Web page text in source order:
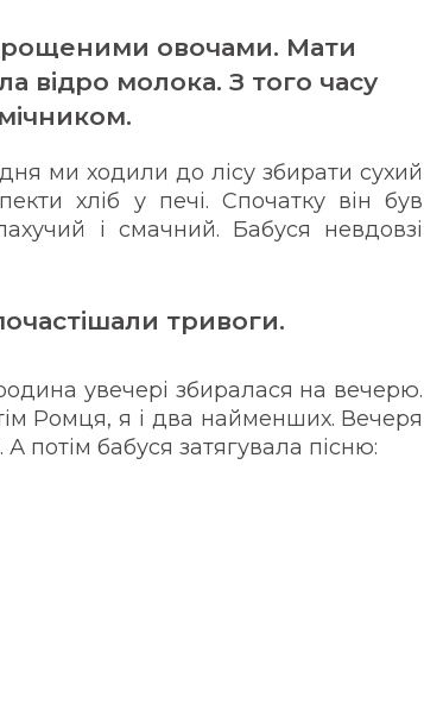
овочами. Мати
відро молока. З того часу
ми ходили до лісу збирати сухий
хліб у печі. Спочатку він був
і смачний. Бабуся невдовзі
тривоги.
увечері збиралася на вечерю.
Ромця, я і два найменших. Вечеря
потім бабуся затягувала пісню: